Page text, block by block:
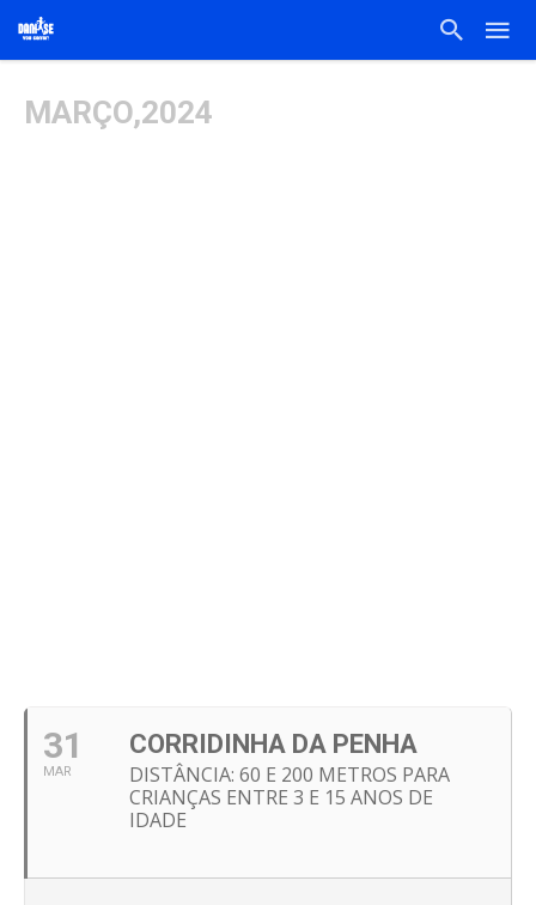
MARÇO,2024
31
MAR
CORRIDINHA DA PENHA
DISTÂNCIA: 60 E 200 METROS PARA
CRIANÇAS ENTRE 3 E 15 ANOS DE
IDADE